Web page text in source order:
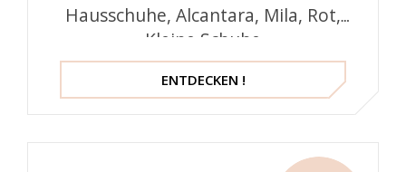
Hausschuhe, Alcantara, Mila, Rot,
Kleine Schuhe
ENTDECKEN !